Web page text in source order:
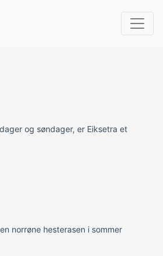
og søndager, er Eiksetra et
norrøne hesterasen i sommer